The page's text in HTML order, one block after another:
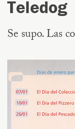
Teledog
Se supo. Las